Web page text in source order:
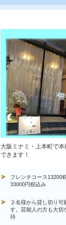
大阪ミナミ・上本町で
できます！
フレンチコース13200
33000円税込み
２名様から貸し切り可
す。芸能人の方も大切
待